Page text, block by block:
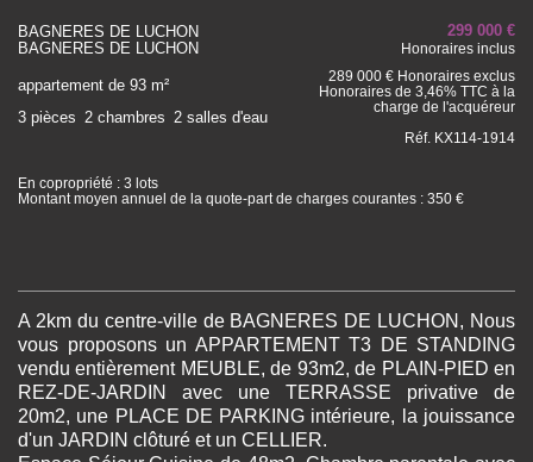
299 000 €
Honoraires inclus
289 000 € Honoraires exclus
Honoraires de 3,46% TTC à la
charge de l'acquéreur
Réf. KX114-1914
BAGNERES DE LUCHON
BAGNERES DE LUCHON
appartement de 93 m²
3 pièces 2 chambres 2 salles d'eau
En copropriété : 3 lots
Montant moyen annuel de la quote-part de charges courantes : 350 €
A 2km du centre-ville de BAGNERES DE LUCHON, Nous
vous proposons un APPARTEMENT T3 DE STANDING
vendu entièrement MEUBLE, de 93m2, de PLAIN-PIED en
REZ-DE-JARDIN avec une TERRASSE privative de
20m2, une PLACE DE PARKING intérieure, la jouissance
d'un JARDIN clôturé et un CELLIER.